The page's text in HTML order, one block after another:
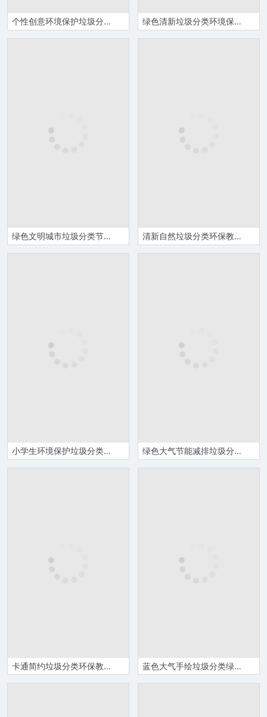
个性创意环境保护垃圾分类主题班会PPT模板 绿色清新垃圾分类环境保护教育主题演讲报告PPT模板
绿色文明城市垃圾分类节能环保宣传PPT模板 清新自然垃圾分类环保教育工作汇报PPT模板
小学生环境保护垃圾分类环保教育主题班会PPT模板 绿色大气节能减排垃圾分类环境保护主题PPT模板
卡通简约垃圾分类环保教育宣传PPT模板 蓝色大气手绘垃圾分类绿色环保主题班会PPT模板